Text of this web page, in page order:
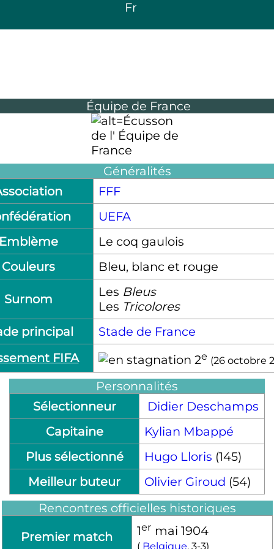
Fr
Équipe de France
Généralités
FFF
UEFA
Emblème
Le coq gaulois
Couleurs
Bleu, blanc et rouge
Surnom Les Bleus
Les Tricolores
principal
Stade de France
FIFA
2e (26 octobre
Personnalités
Sélectionneur
Didier Deschamps
Capitaine
Kylian Mbappé
Plus sélectionné
Hugo Lloris (145)
Meilleur buteur
Olivier Giroud (54)
Rencontres officielles historiques
Premier match
1er mai 1904
( Belgique, 3-3)